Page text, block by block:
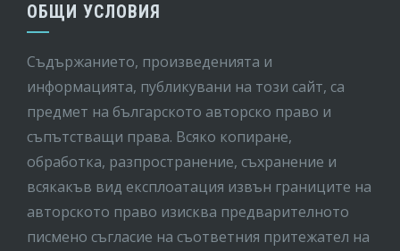
ОБЩИ УСЛОВИЯ
Съдържанието, произведенията и
информацията, публикувани на този сайт, са
предмет на бългaрското авторско право и
съпътстващи права. Всяко копиране,
обработка, разпространение, съхранение и
всякакъв вид експлоатация извън границите на
авторското право изисква предварителното
писмено съгласие на съответния притежател на